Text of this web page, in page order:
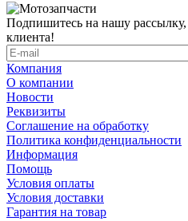
Подпишитесь на нашу
клиента!
Компания
О компании
Новости
Реквизиты
Соглашение на обработку
Политика конфиденциальности
Информация
Помощь
Условия оплаты
Условия доставки
Гарантия на товар